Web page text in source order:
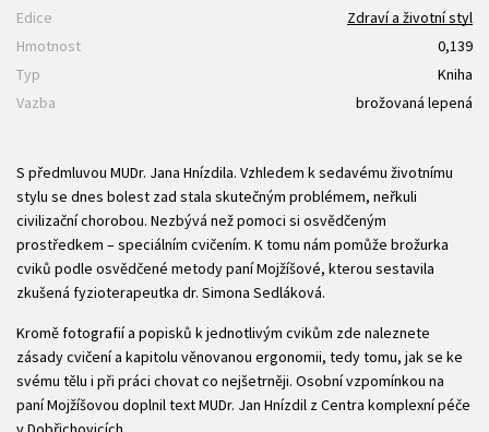
Edice
Zdraví a životní styl
Hmotnost
0,139
Typ
Kniha
Vazba
brožovaná lepená
S předmluvou MUDr. Jana Hnízdila. Vzhledem k sedavému životnímu
stylu se dnes bolest zad stala skutečným problémem, neřkuli
civilizační chorobou. Nezbývá než pomoci si osvědčeným
prostředkem – speciálním cvičením. K tomu nám pomůže brožurka
cviků podle osvědčené metody paní Mojžíšové, kterou sestavila
zkušená fyzioterapeutka dr. Simona Sedláková.
Kromě fotografií a popisků k jednotlivým cvikům zde naleznete
zásady cvičení a kapitolu věnovanou ergonomii, tedy tomu, jak se ke
svému tělu i při práci chovat co nejšetrněji. Osobní vzpomínkou na
paní Mojžíšovou doplnil text MUDr. Jan Hnízdil z Centra komplexní péče